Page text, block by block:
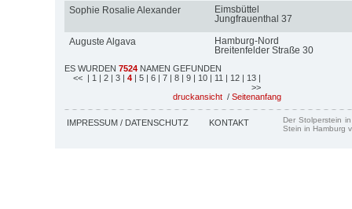
Sophie Rosalie Alexander
Eimsbüttel
Jungfrauenthal 37
Auguste Algava
Hamburg-Nord
Breitenfelder Straße 30
ES WURDEN 7524 NAMEN GEFUNDEN
<< | 1 | 2 | 3 | 4 | 5 | 6 | 7 | 8 | 9 | 10 | 11 | 12 | 13 |
>>
druckansicht / Seitenanfang
IMPRESSUM / DATENSCHUTZ KONTAKT
Der Stolperstein
Stein in Hamburg